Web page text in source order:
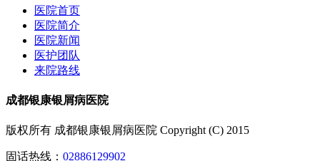
医院首页
医院简介
医院新闻
医护团队
来院路线
成都银康银屑病医院
版权所有 成都银康银屑病医院 Copyright (C) 2015
固话热线： 02886129902